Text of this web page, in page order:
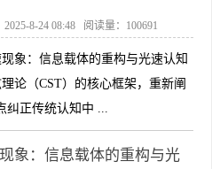
2025-8-24 08:48 阅读量： 100691
象：信息载体的重构与光速认知
论（CST）的核心框架，重新阐
纠正传统认知中 ...
象：信息载体的重构与光